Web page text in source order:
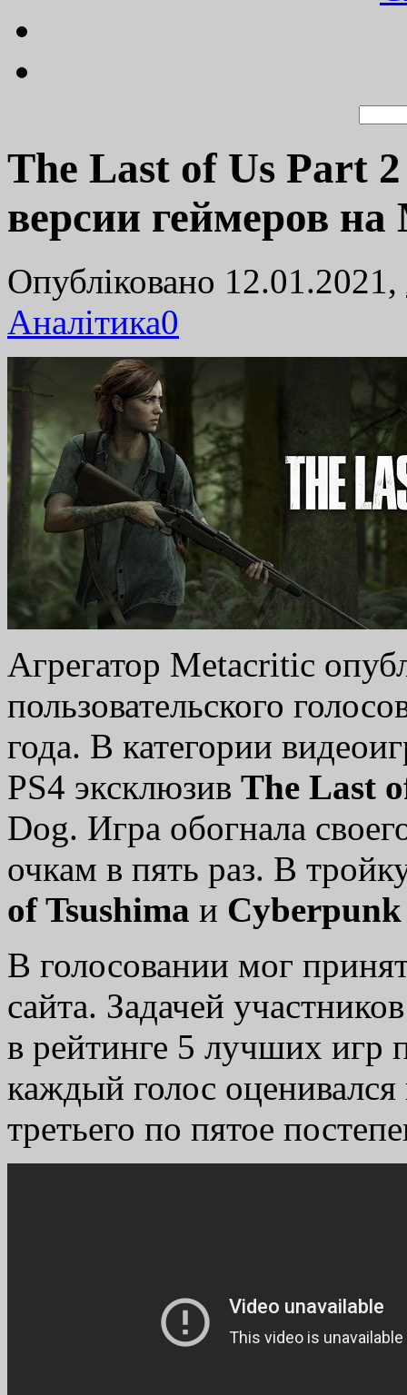
The Last of Us Part
версии геймеров
Опубліковано 12.01.2021,
Аналітика0
Агрегатор Metacritiс
пользовательского
года. В категории
PS4 эксклюзив The Last
Dog. Игра обогнала
очкам в пять раз. В
of Tsushima и Cyberpunk
В голосовании мог
сайта. Задачей
в рейтинге 5 лучших игр
каждый голос оценивался
третьего по пятое